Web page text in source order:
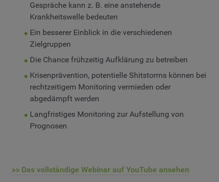
Gespräche kann z. B. eine anstehende
Krankheitswelle bedeuten
Ein besserer Einblick in die verschiedenen
Zielgruppen
Die Chance frühzeitig Aufklärung zu betreiben
Krisenprävention, potentielle Shitstorms können bei
rechtzeitigem Monitoring vermieden oder
abgedämpft werden
Langfristiges Monitoring zur Aufstellung von
Prognosen
>> Das vollständige Webinar auf YouTube ansehen